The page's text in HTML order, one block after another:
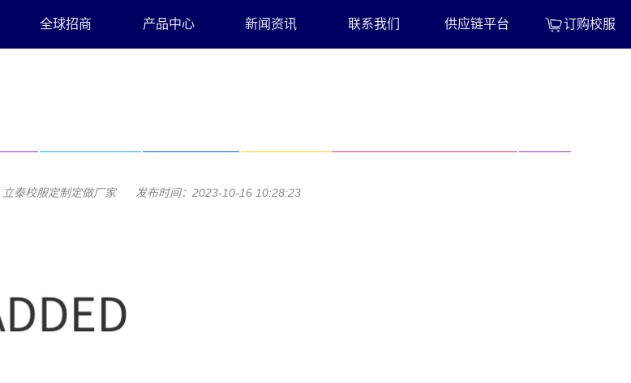
全球招商 产品中心 新闻资讯 联系我们 供应链平台 订购校服
立泰校服定制定做厂家 发布时间：2023-10-16 10:28:23